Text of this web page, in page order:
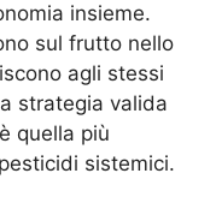
insieme.
sul frutto nello
agli stessi
strategia valida
quella più
sistemici.